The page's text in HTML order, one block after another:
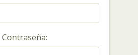
Contraseña: